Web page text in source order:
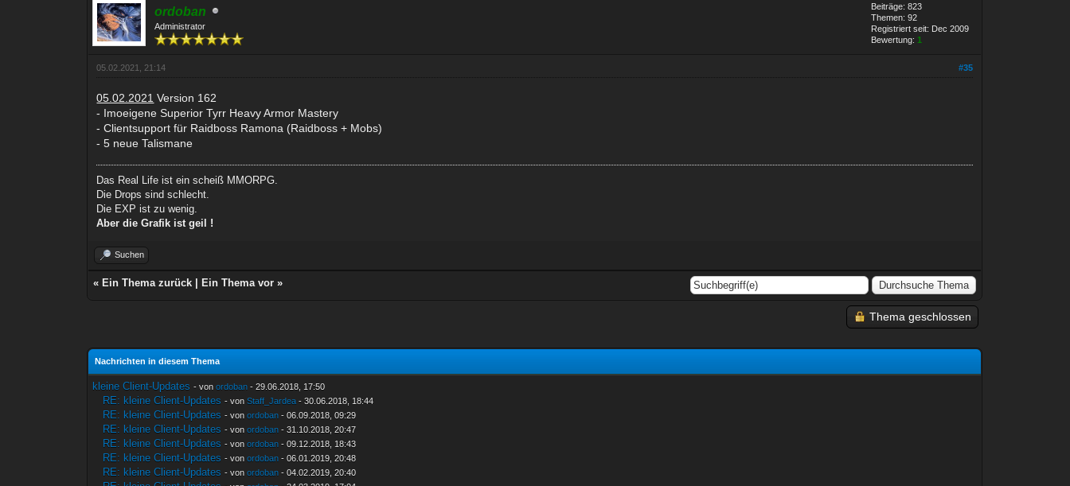
ordoban
Administrator
Beiträge: 823
Themen: 92
Registriert seit: Dec 2009
Bewertung: 1
#35
05.02.2021, 21:14
05.02.2021 Version 162
- Imoeigene Superior Tyrr Heavy Armor Mastery
- Clientsupport für Raidboss Ramona (Raidboss + Mobs)
- 5 neue Talismane
Das Real Life ist ein scheiß MMORPG.
Die Drops sind schlecht.
Die EXP ist zu wenig.
Aber die Grafik ist geil !
Suchen
« Ein Thema zurück Ein Thema vor »
Thema geschlossen
Nachrichten in diesem Thema
kleine Client-Updates - vonordoban - 29.06.2018, 17:50
RE: kleine Client-Updates - vonStaff_Jardea - 30.06.2018, 18:44
RE: kleine Client-Updates - vonordoban - 06.09.2018, 09:29
RE: kleine Client-Updates - vonordoban - 31.10.2018, 20:47
RE: kleine Client-Updates - vonordoban - 09.12.2018, 18:43
RE: kleine Client-Updates - vonordoban - 06.01.2019, 20:48
RE: kleine Client-Updates - vonordoban - 04.02.2019, 20:40